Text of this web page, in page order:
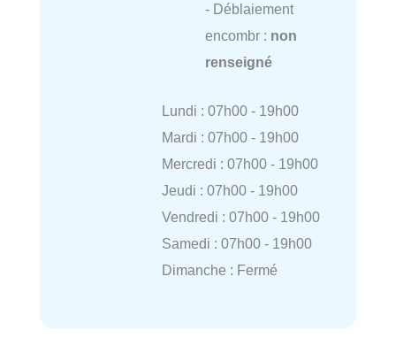
- Déblaiement
encombr : non
renseigné
Lundi : 07h00 - 19h00
Mardi : 07h00 - 19h00
Mercredi : 07h00 - 19h00
Jeudi : 07h00 - 19h00
Vendredi : 07h00 - 19h00
Samedi : 07h00 - 19h00
Dimanche : Fermé